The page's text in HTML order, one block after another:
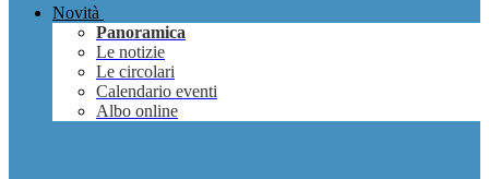
Novità
Panoramica
Le notizie
Le circolari
Calendario eventi
Albo online